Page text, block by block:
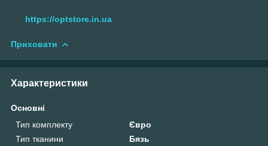
https://optstore.in.ua
Приховати
Характеристики
Основні
Тип комплекту
Євро
Тип тканини
Бязь